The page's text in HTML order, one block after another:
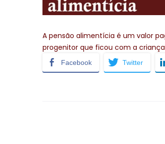
A pensão alimentícia é um valor
progenitor que ficou com a
Facebook Twitter